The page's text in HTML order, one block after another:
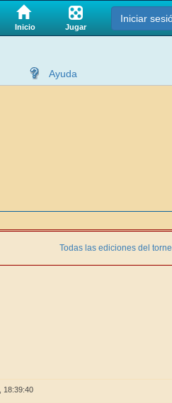
Inicio Jugar
Iniciar
Ayuda
Todas las ediciones del
18:39:41